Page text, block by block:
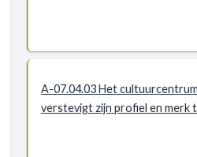
A-07.04.03 Het
verstevigt zijn profiel en merk